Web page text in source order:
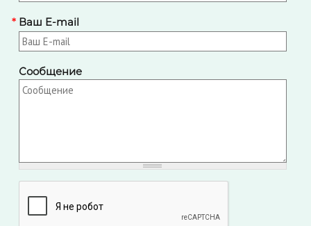
Ваш E-mail
*
Сообщение